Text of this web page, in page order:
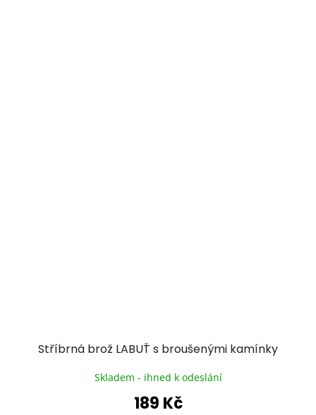
Stříbrná brož LABUŤ s broušenými kamínky
Skladem - ihned k odeslání
189 Kč